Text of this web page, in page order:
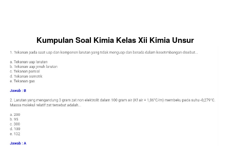
Kumpulan Soal Kimia Kelas Xii Kimia Unsur